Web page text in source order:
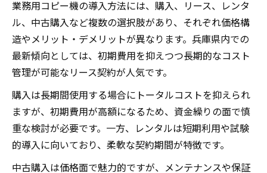
業務用コピー機の導入方法には、購入、リース、レンタ
ル、中古購入など複数の選択肢があり、それぞれ価格構
造やメリット・デメリットが異なります。兵庫県内での
最新傾向としては、初期費用を抑えつつ長期的なコスト
管理が可能なリース契約が人気です。
購入は長期間使用する場合にトータルコストを抑えられ
ますが、初期費用が高額になるため、資金繰りの面で慎
重な検討が必要です。一方、レンタルは短期利用や試験
的導入に向いており、柔軟な契約期間が特徴です。
中古購入は価格面で魅力的ですが、メンテナンスや保証